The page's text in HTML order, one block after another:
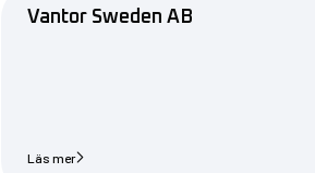
Vantor Sweden AB
Läs mer